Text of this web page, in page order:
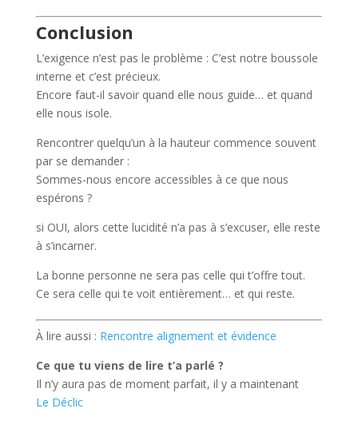
Conclusion
L’exigence n’est pas le problème : C’est notre boussole
interne et c’est précieux.
Encore faut-il savoir quand elle nous guide… et quand
elle nous isole.
Rencontrer quelqu’un à la hauteur commence souvent
par se demander :
Sommes-nous encore accessibles à ce que nous
espérons ?
si OUI, alors cette lucidité n’a pas à s’excuser, elle reste
à s’incarner.
La bonne personne ne sera pas celle qui t’offre tout.
Ce sera celle qui te voit entièrement… et qui reste.
À lire aussi : Rencontre alignement et évidence
Ce que tu viens de lire t’a parlé ?
Il n’y aura pas de moment parfait, il y a maintenant
Le Déclic